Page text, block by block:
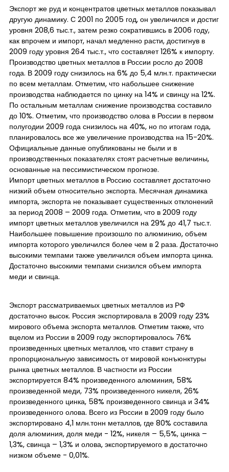
Экспорт же руд и концентратов цветных металлов показывал
другую динамику. С 2001 по 2005 год, он увеличился и достиг
уровня 208,6 тыс.т., затем резко сократившись в 2006 году,
как впрочем и импорт, начал медленно расти, достигнув в
2009 году уровня 264 тыс.т., что составляет 126% к импорту.
Производство цветных металлов в России росло до 2008
года. В 2009 году снизилось на 6% до 5,4 млн.т. практически
по всем металлам. Отметим, что набольшее снижение
производства наблюдается по цинку на 14% и свинцу на 12%.
По остальным металлам снижение производства составило
до 10%. Отметим, что производство олова в России в первом
полугодии 2009 года снизилось на 40%, но по итогам года,
планировалось все же увеличение производства на 15-20%.
Официальные данные опубликованы не были и в
производственных показателях стоят расчетные величины,
основанные на пессимистическом прогнозе.
Импорт цветных металлов в Россию составляет достаточно
низкий объем относительно экспорта. Месячная динамика
импорта, экспорта не показывает существенных отклонений
за период 2008 – 2009 года. Отметим, что в 2009 году
импорт цветных металлов увеличился на 29% до 41,7 тыс.т.
Наибольшее повышение произошло по алюминию, объем
импорта которого увеличился более чем в 2 раза. Достаточно
высокими темпами также увеличился объем импорта цинка.
Достаточно высокими темпами снизился объем импорта
меди и свинца.
Экспорт рассматриваемых цветных металлов из РФ
достаточно высок. Россия экспортировала в 2009 году 23%
мирового объема экспорта металлов. Отметим также, что
вцелом из России в 2009 году экспортировалось 76%
произведенных цветных металлов, что ставит страну в
пропорциональную зависимость от мировой конъюнктуры
рынка цветных металлов. В частности из России
экспортируется 84% произведенного алюминия, 58%
произведенной меди, 73% произведенного никеля, 26%
произведенного цинка, 58% произведенного свинца и 34%
произведенного олова. Всего из России в 2009 году было
экспортировано 4,1 млн.тонн металлов, где 80% составила
доля алюминия, доля меди - 12%, никеля – 5,5%, цинка –
1,3%, свинца – 1,3% и олова, экспортируемого в достаточно
низком объеме - 0,01%.